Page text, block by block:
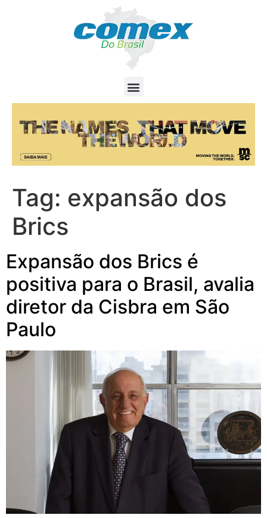
Tag: expansão dos
Brics
Expansão dos Brics é
positiva para o Brasil, avalia
diretor da Cisbra em São
Paulo